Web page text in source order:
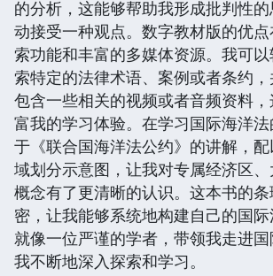
的分析，这能够帮助我形成批判性
动接受一种观点。数字教材版的优
索功能和丰富的多媒体资源。我可
索特定的法律术语、案例或者条约
包含一些相关的视频或者音频资料
富我的学习体验。在学习国际海洋
于《联合国海洋法公约》的讲解，
域划分示意图，让我对专属经济区
概念有了更清晰的认识。这本书的
密，让我能够系统地构建自己的国
就像一位严谨的学者，带领我走进
我不断地深入探索和学习。